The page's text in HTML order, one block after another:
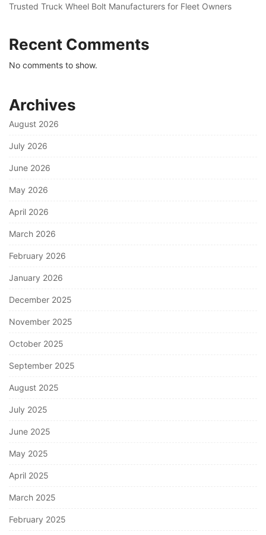
Trusted Truck Wheel Bolt Manufacturers for Fleet Owners
Recent Comments
No comments to show.
Archives
August 2026
July 2026
June 2026
May 2026
April 2026
March 2026
February 2026
January 2026
December 2025
November 2025
October 2025
September 2025
August 2025
July 2025
June 2025
May 2025
April 2025
March 2025
February 2025